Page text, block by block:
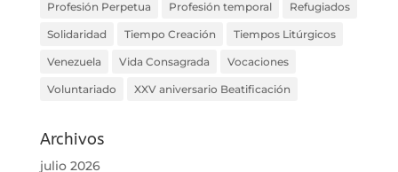
Profesión Perpetua Profesión temporal Refugiados
Solidaridad Tiempo Creación Tiempos Litúrgicos
Venezuela Vida Consagrada Vocaciones
Voluntariado XXV aniversario Beatificación
Archivos
julio 2026